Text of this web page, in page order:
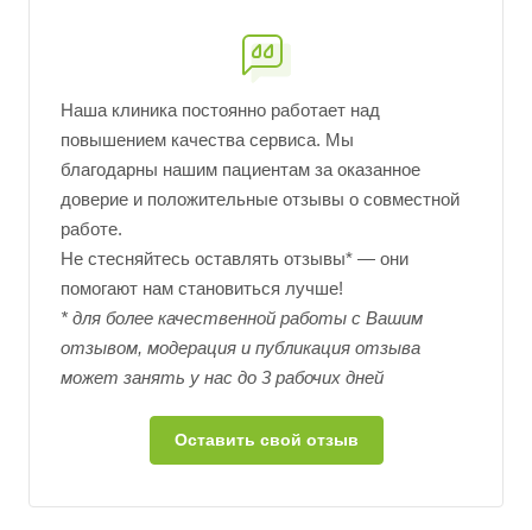
Наша клиника постоянно работает над
повышением качества сервиса. Мы
благодарны нашим пациентам за оказанное
доверие и положительные отзывы о совместной
работе.
Не стесняйтесь оставлять отзывы* — они
помогают нам становиться лучше!
* для более качественной работы с Вашим
отзывом, модерация и публикация отзыва
может занять у нас до 3 рабочих дней
Оставить свой отзыв